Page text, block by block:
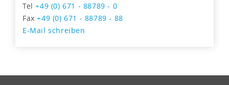
Tel+49 (0) 671 - 88789 - 0
Fax+49 (0) 671 - 88789 - 88
E-Mail schreiben